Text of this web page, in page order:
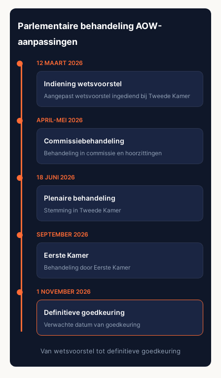
Parlementaire behandeling AOW-
aanpassingen
12 MAART 2026
Indiening wetsvoorstel
Aangepast wetsvoorstel ingediend bij Tweede Kamer
APRIL-MEI 2026
Commissiebehandeling
Behandeling in commissie en hoorzittingen
18 JUNI 2026
Plenaire behandeling
Stemming in Tweede Kamer
SEPTEMBER 2026
Eerste Kamer
Behandeling door Eerste Kamer
1 NOVEMBER 2026
Definitieve goedkeuring
Verwachte datum van goedkeuring
Van wetsvoorstel tot definitieve goedkeuring